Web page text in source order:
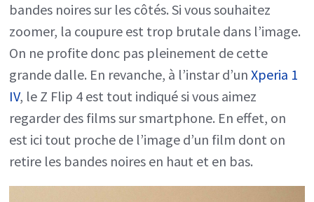
bandes noires sur les côtés. Si vous souhaitez
zoomer, la coupure est trop brutale dans l’image.
On ne profite donc pas pleinement de cette
grande dalle. En revanche, à l’instar d’unXperia 1
IV, le Z Flip 4 est tout indiqué si vous aimez
regarder des films sur smartphone. En effet, on
est ici tout proche de l’image d’un film dont on
retire les bandes noires en haut et en bas.